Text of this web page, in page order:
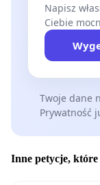
Napisz
Ciebie
Twoje dane
Prywatność
Inne petycje, które